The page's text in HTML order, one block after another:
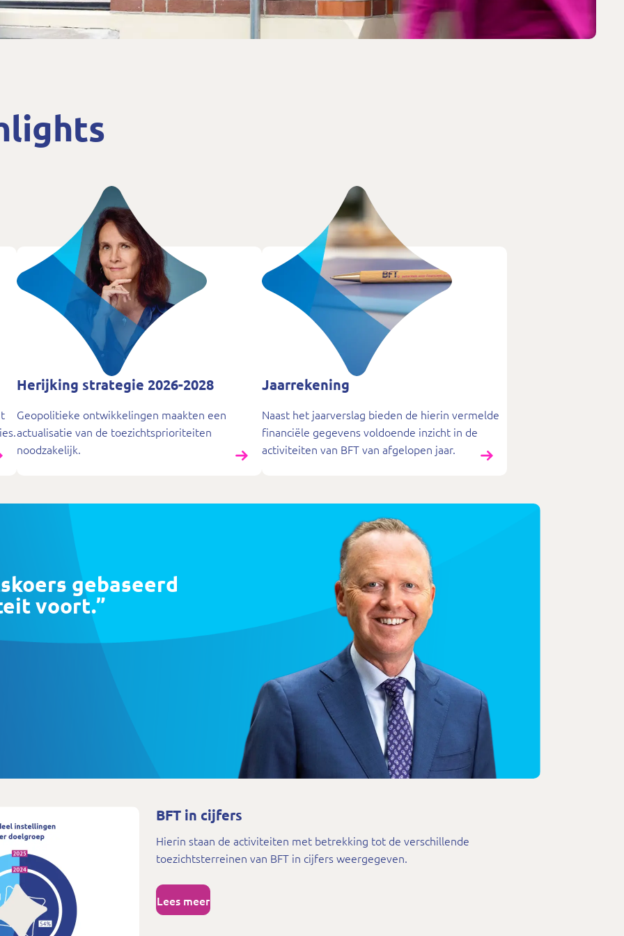
Herijking strategie 2026-2028
Geopolitieke ontwikkelingen maakten een
actualisatie van de toezichtsprioriteiten
noodzakelijk.
Jaarrekening
Naast het jaarverslag bieden de hierin vermelde
financiële gegevens voldoende inzicht in de
activiteiten van BFT van afgelopen jaar.
gebaseerd
voort.
BFT in cijfers
Hierin staan de activiteiten met betrekking tot de verschillende
toezichtsterreinen van BFT in cijfers weergegeven.
Lees meer